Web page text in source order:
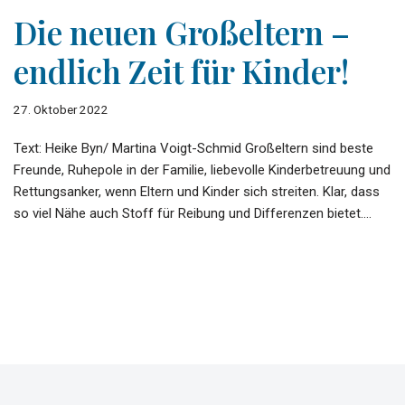
Die neuen Großeltern –
endlich Zeit für Kinder!
27. Oktober 2022
Text: Heike Byn/ Martina Voigt-Schmid Großeltern sind beste
Freunde, Ruhepole in der Familie, liebevolle Kinderbetreuung und
Rettungsanker, wenn Eltern und Kinder sich streiten. Klar, dass
so viel Nähe auch Stoff für Reibung und Differenzen bietet.…